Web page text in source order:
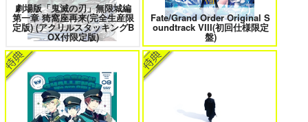
花金ラブアクシデント! 絶対ど～しても楽していきたいっ!
鬼上司・獄寺さんは暴かれたい。 6 恋してくれるな、マイバディ
劇場版「鬼滅の刃」無限城編
第一章 猗窩座再来(完全生産限
定版) (アクリルスタッキングB
OX付限定版)
Fate/Grand Order Original S
oundtrack VIII(初回仕様限定
盤)